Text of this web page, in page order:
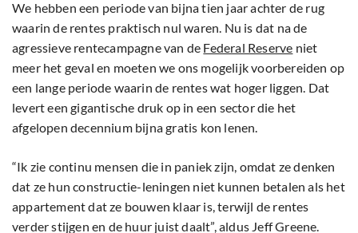
We hebben een periode van bijna tien jaar achter de rug
waarin de rentes praktisch nul waren. Nu is dat na de
agressieve rentecampagne van de Federal Reserve niet
meer het geval en moeten we ons mogelijk voorbereiden op
een lange periode waarin de rentes wat hoger liggen. Dat
levert een gigantische druk op in een sector die het
afgelopen decennium bijna gratis kon lenen.
“Ik zie continu mensen die in paniek zijn, omdat ze denken
dat ze hun constructie-leningen niet kunnen betalen als het
appartement dat ze bouwen klaar is, terwijl de rentes
verder stijgen en de huur juist daalt”, aldus Jeff Greene.